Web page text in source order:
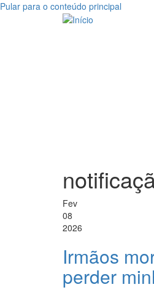
Pular para o conteúdo principal
Fev
08
2026
Irmãos
perder